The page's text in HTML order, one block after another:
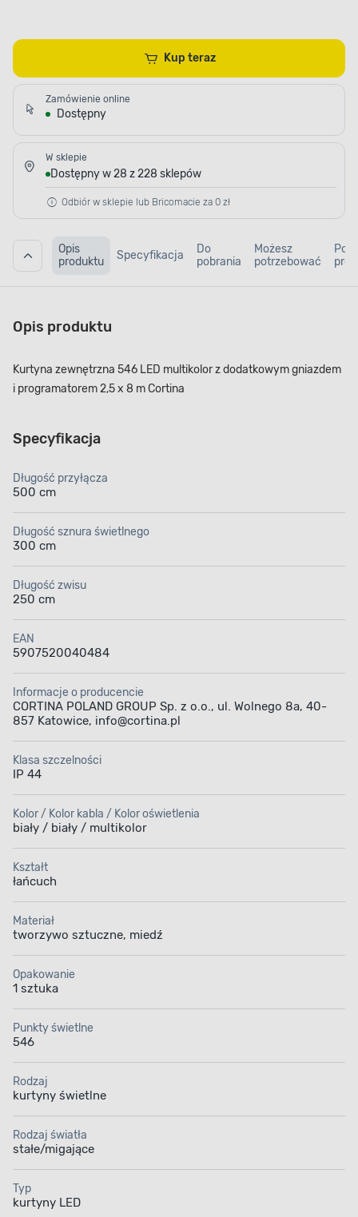
Kup teraz
Zamówienie online
Dostępny
W sklepie
Dostępny w 28 z 228 sklepów
Odbiór w sklepie lub Bricomacie za 0 zł
Opis
produktu
Specyfikacja
Do
pobrania
Możesz
potrzebować
Opis produktu
Kurtyna zewnętrzna 546 LED multikolor z dodatkowym gniazdem
i programatorem 2,5 x 8 m Cortina
Specyfikacja
Długość przyłącza
500 cm
Długość sznura świetlnego
300 cm
Długość zwisu
250 cm
EAN
5907520040484
Informacje o producencie
CORTINA POLAND GROUP Sp. z o.o., ul. Wolnego 8a, 40-
857 Katowice, info@cortina.pl
Klasa szczelności
IP 44
Kolor / Kolor kabla / Kolor oświetlenia
biały / biały / multikolor
Kształt
łańcuch
Materiał
tworzywo sztuczne, miedź
Opakowanie
1 sztuka
Punkty świetlne
546
Rodzaj
kurtyny świetlne
Rodzaj światła
stałe/migające
Typ
kurtyny LED